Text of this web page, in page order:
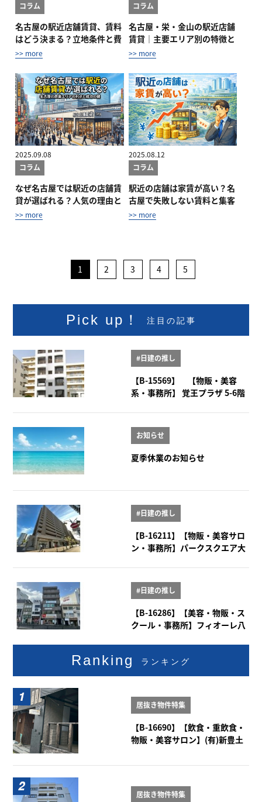
コラム
名古屋の駅近店舗賃貸、賃料
はどう決まる？立地条件と費
用の見方...
>> more
コラム
名古屋・栄・金山の駅近店舗
賃貸｜主要エリア別の特徴と
出店ポイ...
>> more
2025.09.08
コラム
なぜ名古屋では駅近の店舗賃
貸が選ばれる？人気の理由と
実務から...
>> more
2025.08.12
コラム
駅近の店舗は家賃が高い？名
古屋で失敗しない賃料と集客
力の考え方
>> more
1 2 3 4 5
Pick up！ 注目の記事
#日建の推し
【B-15569】 【物販・美容
系・事務所】 覚王プラザ 5-6階
お知らせ
夏季休業のお知らせ
#日建の推し
【B-16211】【物販・美容サロ
ン・事務所】パークスクエア大
#日建の推し
【B-16286】【美容・物販・ス
クール・事務所】フィオーレ八
Ranking ランキング
居抜き物件特集
【B-16690】【飲食・重飲食・
物販・美容サロン】(有)新豊土
居抜き物件特集